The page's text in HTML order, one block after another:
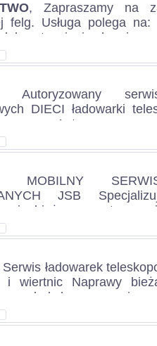
, Zapraszamy na
felg. Usługa polega
lub wytrawianiu
Autoryzowany
DIECI ładowarki
z o.o. Autoryzowany
MOBILNY
JSB
i bieżącym
maszyn budowlanyc...
Serwis ładowarek
i wiertnic Naprawy
przeglądy konserwacyjne,